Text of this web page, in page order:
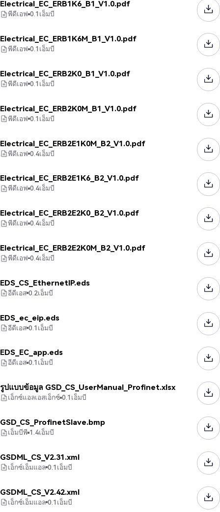
Electrical_EC_ERB1K6_B1_V1.0.pdf
พีดีเอฟ 0.1เอ็มบี
Electrical_EC_ERB1K6M_B1_V1.0.pdf
พีดีเอฟ 0.1เอ็มบี
Electrical_EC_ERB2K0_B1_V1.0.pdf
พีดีเอฟ 0.1เอ็มบี
Electrical_EC_ERB2K0M_B1_V1.0.pdf
พีดีเอฟ 0.1เอ็มบี
Electrical_EC_ERB2E1K0M_B2_V1.0.pdf
พีดีเอฟ 0.4เอ็มบี
Electrical_EC_ERB2E1K6_B2_V1.0.pdf
พีดีเอฟ 0.4เอ็มบี
Electrical_EC_ERB2E2K0_B2_V1.0.pdf
พีดีเอฟ 0.4เอ็มบี
Electrical_EC_ERB2E2K0M_B2_V1.0.pdf
พีดีเอฟ 0.4เอ็มบี
EDS_CS_EthernetIP.eds
อีดีเอส 0.2เอ็มบี
EDS_ec_eip.eds
อีดีเอส 0.1เอ็มบี
EDS_EC_app.eds
อีดีเอส 0.1เอ็มบี
รูปแบบข้อมูล GSD_CS_UserManual_Profinet.xlsx
เอ็กซ์แอลเอสเอ็กซ์ 0.1เอ็มบี
GSD_CS_ProfinetSlave.bmp
เอ็มบีพี 1.4เอ็มบี
GSDML_CS_V2.31.xml
เอ็กซ์เอ็มแอล 0.1เอ็มบี
GSDML_CS_V2.42.xml
เอ็กซ์เอ็มแอล 0.1เอ็มบี